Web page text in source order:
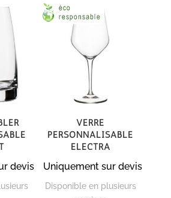
devis
Verre
personnalisable
Electra
Uniquement sur devis
Disponible en plusieurs